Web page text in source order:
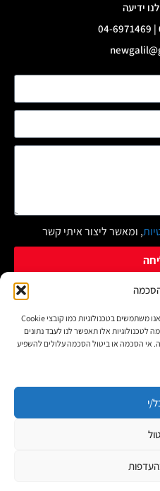
הסכמה
כדי לספק את חוויות המשתמש הטובות ביותר, אנו משתמשים בטכנולוגיות כמו קובצי Cookie
אלו תאפשר לנו לעבד נתונים
אי הסכמה או ביטול הסכמה עלולים להשפיע
י
ידיעה
, ומאשר ליצור איתי קשר
את זכויות היוצרים. באם ישנם
צילומים שבעליהם לא אותרו – הינם לפי סעיף 27א' לחוק זכויות
מקור התמונות, שם הצלם או נכתב